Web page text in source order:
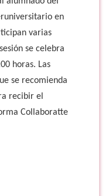
en
varias
se celebra
horas. Las
se recomienda
recibir el
Collaboratte